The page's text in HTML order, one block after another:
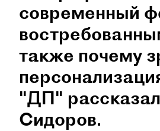
современный
также почему
"ДП"
Сидоров.